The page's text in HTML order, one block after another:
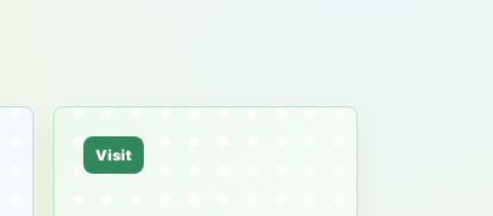
Visit